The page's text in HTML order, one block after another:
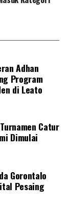
pemeriksaan
darah, dan
(PTM)
A.
Tri Dharma
Adhan
Program
di Leato
Catur
Dimulai
Gorontalo
Pesaing